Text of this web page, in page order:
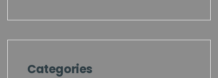
Categories